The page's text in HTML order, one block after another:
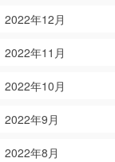
2022年12月
2022年11月
2022年10月
2022年9月
2022年8月